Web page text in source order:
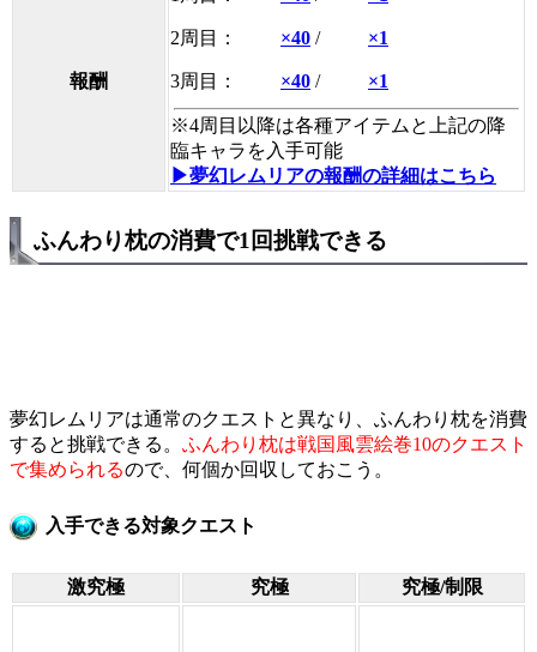
報酬
2周目： ×40 / ×1
3周目： ×40 / ×1
※4周目以降は各種アイテムと上記の降
臨キャラを入手可能
▶夢幻レムリアの報酬の詳細はこちら
ふんわり枕の消費で1回挑戦できる
夢幻レムリアは通常のクエストと異なり、ふんわり枕を消費
すると挑戦できる。 ふんわり枕は戦国風雲絵巻10のクエスト
で集められるので、何個か回収しておこう。
入手できる対象クエスト
激究極 究極 究極/制限